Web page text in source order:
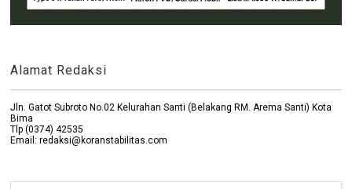
Alamat Redaksi
Jln. Gatot Subroto No.02 Kelurahan Santi (Belakang RM. Arema Santi) Kota
Bima
Tlp (0374) 42535
Email: redaksi@koranstabilitas.com